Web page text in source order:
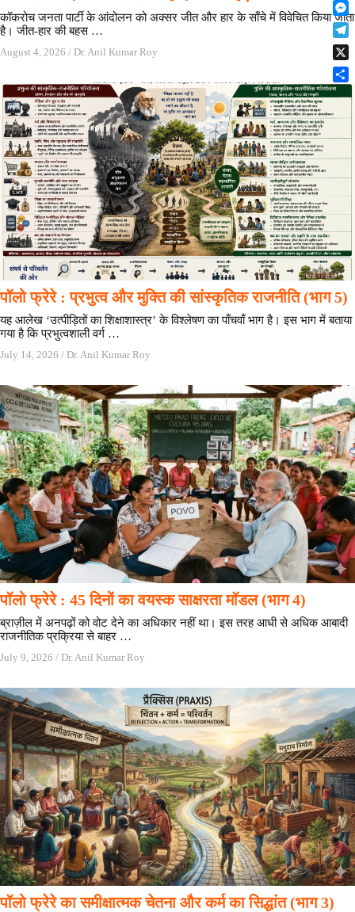
कॉकरोच जनता पार्टी के आंदोलन को अक्सर जीत और हार के साँचे में विवेचित किया जाता
है। जीत-हार की बहस …
August 4, 2026 / Dr. Anil Kumar Roy
पॉलो फ्रेरे : प्रभुत्व और मुक्ति की सांस्कृतिक राजनीति (भाग 5)
यह आलेख ‘उत्पीड़ितों का शिक्षाशास्त्र’ के विश्लेषण का पाँचवाँ भाग है। इस भाग में बताया
गया है कि प्रभुत्वशाली वर्ग …
July 14, 2026 / Dr. Anil Kumar Roy
पॉलो फ्रेरे : 45 दिनों का वयस्क साक्षरता मॉडल (भाग 4)
ब्राज़ील में अनपढ़ों को वोट देने का अधिकार नहीं था। इस तरह आधी से अधिक आबादी
राजनीतिक प्रक्रिया से बाहर …
July 9, 2026 / Dr. Anil Kumar Roy
पॉलो फ्रेरे का समीक्षात्मक चेतना और कर्म का सिद्धांत (भाग 3)
o
k
r
e
s
t
t
s
A
p
p
n
k
e
d
I
n
l
i
p
b
o
a
r
M
e
s
s
e
g
T
e
l
e
a
m
X
S
a
r